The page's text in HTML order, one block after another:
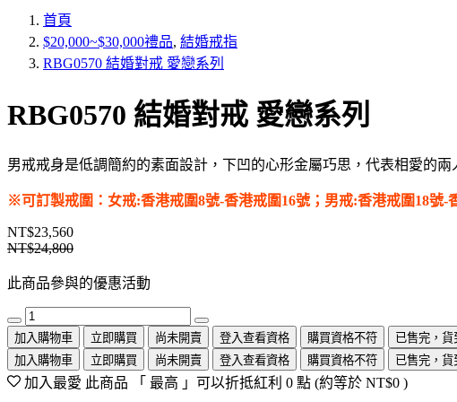
首頁
$20,000~$30,000禮品, 結婚戒指
RBG0570 結婚對戒 愛戀系列
RBG0570 結婚對戒 愛戀系列
男戒戒身是低調簡約的素面設計，下凹的心形金屬巧思，代表相愛的
※可訂製戒圍：女戒:香港戒圍8號-香港戒圍16號；男戒:香港戒圍18號-
NT$23,560
NT$24,800
此商品參與的優惠活動
加入購物車 立即購買 尚未開賣 登入查看資格 購買資格不符 已售完，
加入購物車
立即購買 尚未開賣 登入查看資格 購買資格不符 已售完，
加入最愛 此商品 「 最高 」可以折抵紅利 0 點 (約等於 NT$0 )